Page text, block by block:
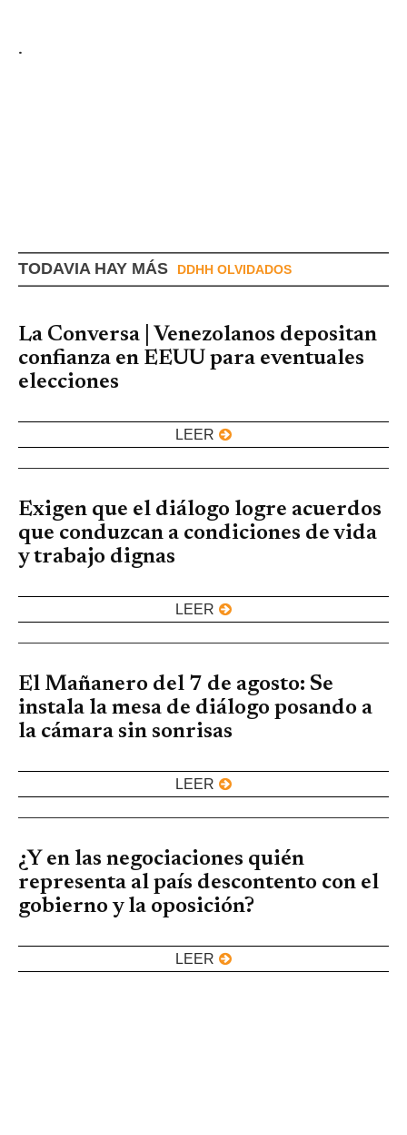
.
TODAVIA HAY MÁS DDHH OLVIDADOS
La Conversa | Venezolanos depositan
confianza en EEUU para eventuales
elecciones
LEER
Exigen que el diálogo logre acuerdos
que conduzcan a condiciones de vida
y trabajo dignas
LEER
El Mañanero del 7 de agosto: Se
instala la mesa de diálogo posando a
la cámara sin sonrisas
LEER
¿Y en las negociaciones quién
representa al país descontento con el
gobierno y la oposición?
LEER